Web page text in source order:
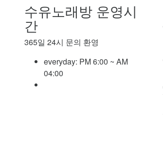
수유노래방 운영시
간
365일 24시 문의 환영
everyday: PM 6:00 ~ AM
04:00